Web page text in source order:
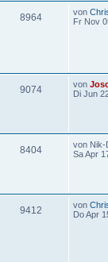
8964 von
Fr Nov
9074 von
Di Jun
8404 von Nik-
Sa Apr
9412 von
Do Apr